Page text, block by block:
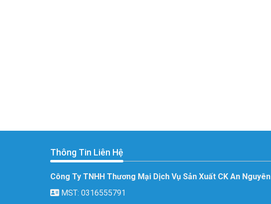
Thông Tin Liên Hệ
Công Ty TNHH Thương Mại Dịch Vụ Sản Xuất CK An Nguyên
MST: 0316555791